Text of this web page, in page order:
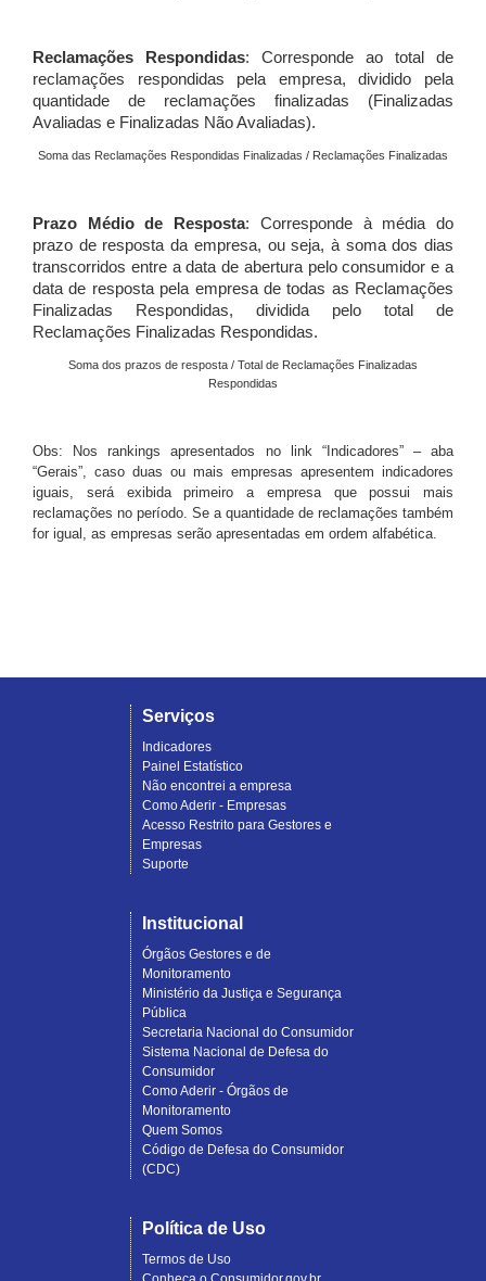
Reclamações Respondidas: Corresponde ao total de
reclamações respondidas pela empresa, dividido pela
quantidade de reclamações finalizadas (Finalizadas
Avaliadas e Finalizadas Não Avaliadas).
Soma das Reclamações Respondidas Finalizadas / Reclamações Finalizadas
Prazo Médio de Resposta: Corresponde à média do
prazo de resposta da empresa, ou seja, à soma dos dias
transcorridos entre a data de abertura pelo consumidor e a
data de resposta pela empresa de todas as Reclamações
Finalizadas Respondidas, dividida pelo total de
Reclamações Finalizadas Respondidas.
Soma dos prazos de resposta / Total de Reclamações Finalizadas
Respondidas
Obs: Nos rankings apresentados no link “Indicadores” – aba
“Gerais”, caso duas ou mais empresas apresentem indicadores
iguais, será exibida primeiro a empresa que possui mais
reclamações no período. Se a quantidade de reclamações também
for igual, as empresas serão apresentadas em ordem alfabética.
Serviços
Indicadores
Painel Estatístico
Não encontrei a empresa
Como Aderir - Empresas
Acesso Restrito para Gestores e
Empresas
Suporte
Institucional
Órgãos Gestores e de
Monitoramento
Ministério da Justiça e Segurança
Pública
Secretaria Nacional do Consumidor
Sistema Nacional de Defesa do
Consumidor
Como Aderir - Órgãos de
Monitoramento
Quem Somos
Código de Defesa do Consumidor
(CDC)
Política de Uso
Termos de Uso